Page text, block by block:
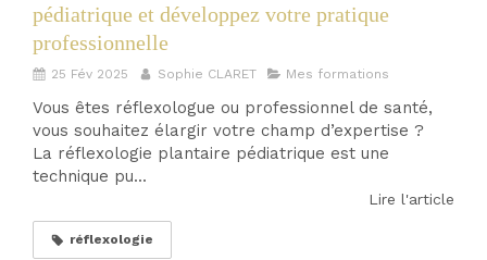
pédiatrique et développez votre pratique
professionnelle
25 Fév 2025 Sophie CLARET Mes formations
Vous êtes réflexologue ou professionnel de santé,
vous souhaitez élargir votre champ d’expertise ?
La réflexologie plantaire pédiatrique est une
technique pu...
Lire l'article
réflexologie